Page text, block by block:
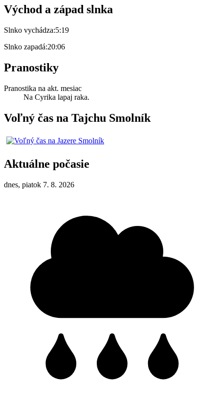
Východ a západ slnka
Slnko vychádza:5:19
Slnko zapadá:20:06
Pranostiky
Pranostika na akt. mesiac
Na Cyrika lapaj raka.
Voľný čas na Tajchu Smolník
Aktuálne počasie
dnes, piatok 7. 8. 2026